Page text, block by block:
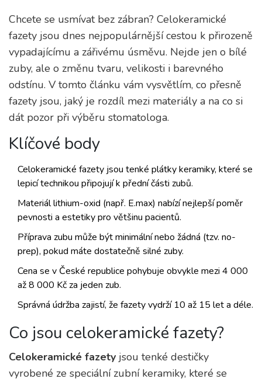
Chcete se usmívat bez zábran? Celokeramické
fazety jsou dnes nejpopulárnější cestou k přirozeně
vypadajícímu a zářivému úsměvu. Nejde jen o bílé
zuby, ale o změnu tvaru, velikosti i barevného
odstínu. V tomto článku vám vysvětlím, co přesně
fazety jsou, jaký je rozdíl mezi materiály a na co si
dát pozor při výběru stomatologa.
Klíčové body
Celokeramické fazety jsou tenké plátky keramiky, které se
lepicí technikou připojují k přední části zubů.
Materiál lithium-oxid (např. E.max) nabízí nejlepší poměr
pevnosti a estetiky pro většinu pacientů.
Příprava zubu může být minimální nebo žádná (tzv. no-
prep), pokud máte dostatečně silné zuby.
Cena se v České republice pohybuje obvykle mezi 4 000
až 8 000 Kč za jeden zub.
Správná údržba zajistí, že fazety vydrží 10 až 15 let a déle.
Co jsou celokeramické fazety?
Celokeramické fazety jsou tenké destičky
vyrobené ze speciální zubní keramiky, které se